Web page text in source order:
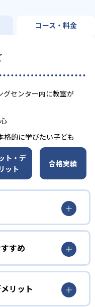
コース・料金
グセンター内に教室が
格的に学びたい子ども
ト・デ
ット
合格実績
師による2名体制
国人講師がそれぞれ
する。日本人講師は
の理解をサポート
実践的な会話指導を
を取り入れ、子ども
すめ
たい人
ファベットの文字を
リット